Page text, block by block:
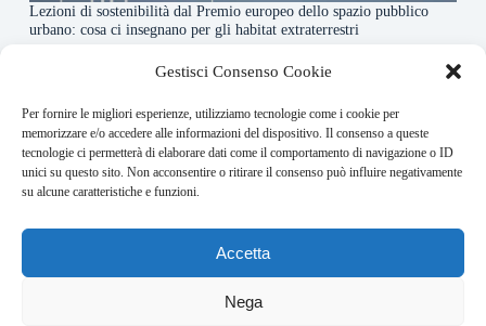
Gestisci Consenso Cookie
Per fornire le migliori esperienze, utilizziamo tecnologie come i cookie per
memorizzare e/o accedere alle informazioni del dispositivo. Il consenso a queste
tecnologie ci permetterà di elaborare dati come il comportamento di navigazione o ID
unici su questo sito. Non acconsentire o ritirare il consenso può influire negativamente
su alcune caratteristiche e funzioni.
Accetta
Nega
Lezioni di sostenibilità dal Premio europeo dello spazio pubblico
urbano: cosa ci insegnano per gli habitat extraterrestri
About this website
Orbitare ogni giorno trova per te le notizie più rilevanti in
ambito space economy.
Address:
VIA USODIMARE 3 - 37138 - VERONA (VR)
redazione@bullet-network.com